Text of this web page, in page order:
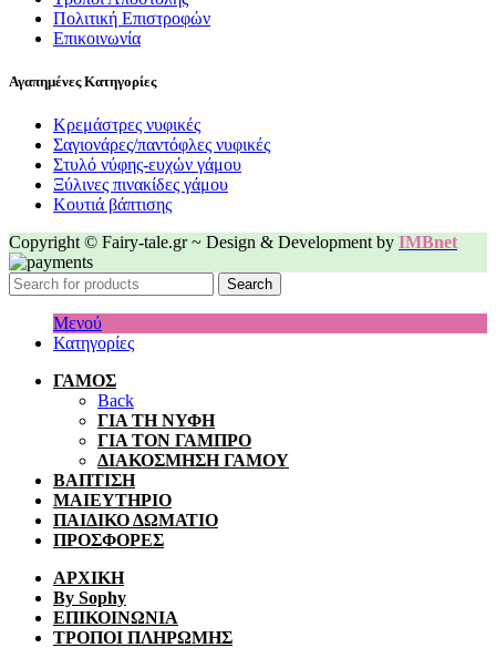
Πολιτική Επιστροφών
Επικοινωνία
Αγαπημένες Κατηγορίες
Κρεμάστρες νυφικές
Σαγιονάρες/παντόφλες νυφικές
Στυλό νύφης-ευχών γάμου
Ξύλινες πινακίδες γάμου
Κουτιά βάπτισης
Copyright © Fairy-tale.gr ~ Design & Development by IMBnet
Search
Μενού
Κατηγορίες
ΓΑΜΟΣ
Back
ΓΙΑ ΤΗ ΝΥΦΗ
ΓΙΑ ΤΟΝ ΓΑΜΠΡΟ
ΔΙΑΚΟΣΜΗΣΗ ΓΑΜΟΥ
ΒΑΠΤΙΣΗ
ΜΑΙΕΥΤΗΡΙΟ
ΠΑΙΔΙΚΟ ΔΩΜΑΤΙΟ
ΠΡΟΣΦΟΡΕΣ
ΑΡΧΙΚΗ
By Sophy
ΕΠΙΚΟΙΝΩΝΙΑ
ΤΡΟΠΟΙ ΠΛΗΡΩΜΗΣ